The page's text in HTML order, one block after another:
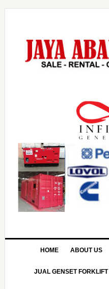
HOME ABOUT US
JUAL GENSET FORKLIFT